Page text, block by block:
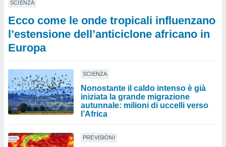
SCIENZA
Ecco come le onde tropicali influenzano
l’estensione dell’anticiclone africano in
Europa
SCIENZA
Nonostante il caldo intenso è già
iniziata la grande migrazione
autunnale: milioni di uccelli verso
l’Africa
PREVISIONI